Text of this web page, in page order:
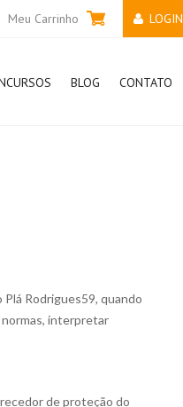
LOGIN
Meu Carrinho
BLOG CONTATO
Rodrigues59, quando
normas, interpretar
de proteção do